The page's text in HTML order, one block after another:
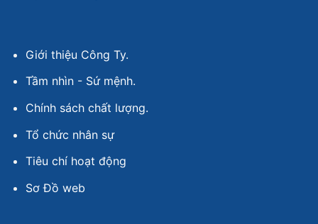
Giới thiệu Công Ty.
Tầm nhìn - Sứ mệnh.
Chính sách chất lượng.
Tổ chức nhân sự
Tiêu chí hoạt động
Sơ Đồ web